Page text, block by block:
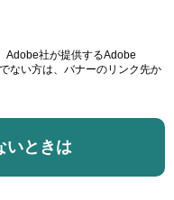
Adobe社が提供するAdobe
ない方は、バナーのリンク先か
いときは